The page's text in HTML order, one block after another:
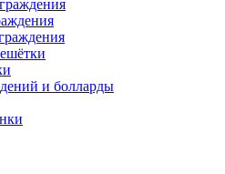
и болларды